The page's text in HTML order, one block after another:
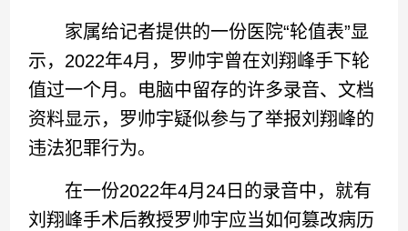
家属给记者提供的一份医院“轮值表”显
示，2022年4月，罗帅宇曾在刘翔峰手下轮
值过一个月。电脑中留存的许多录音、文档
资料显示，罗帅宇疑似参与了举报刘翔峰的
违法犯罪行为。
在一份2022年4月24日的录音中，就有
刘翔峰手术后教授罗帅宇应当如何篡改病历